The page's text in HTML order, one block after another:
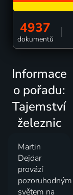
4937
dokumentů
Informace
o pořadu:
Tajemství
železnic
Martin
Dejdar
provází
pozoruhodným
světem na